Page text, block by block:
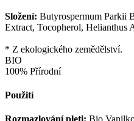
Složení: Butyrospermum Parkii
Extract, Tocopherol, Helianthus
* Z ekologického zemědělství.
BIO
100% Přírodní
Použití